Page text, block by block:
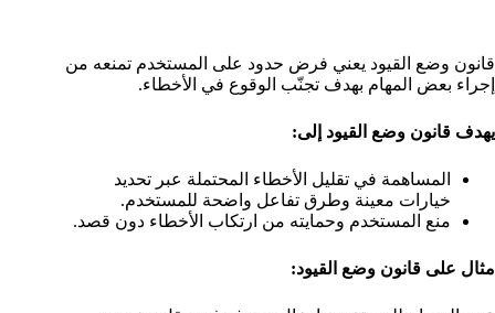
قانون وضع القيود يعني فرض حدود على المستخدم تمنعه من
إجراء بعض المهام بهدف تجنّب الوقوع في الأخطاء.
يهدف قانون وضع القيود إلى:
المساهمة في تقليل الأخطاء المحتملة عبر تحديد
خيارات معينة وطرق تفاعل واضحة للمستخدم.
منع المستخدم وحمايته من ارتكاب الأخطاء دون قصد.
مثال على قانون وضع القيود: